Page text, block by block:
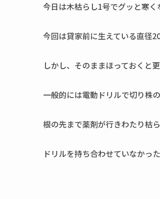
今日は木枯らし1号でグッと寒
今回は貸家前に生えている直径
しかし、そのままほっておくと
一般的には電動ドリルで切り株
根の先まで薬剤が行きわたり枯
ドリルを持ち合わせていなかっ